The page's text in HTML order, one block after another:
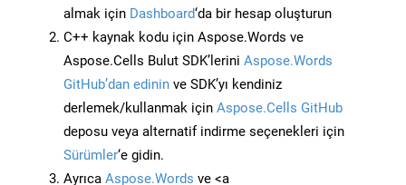
almak için Dashboard‘da bir hesap oluşturun
C++ kaynak kodu için Aspose.Words ve
Aspose.Cells Bulut SDK’lerini Aspose.Words
GitHub’dan edinin ve SDK’yı kendiniz
derlemek/kullanmak için Aspose.Cells GitHub
deposu veya alternatif indirme seçenekleri için
Sürümler‘e gidin.
Ayrıca Aspose.Words ve <a